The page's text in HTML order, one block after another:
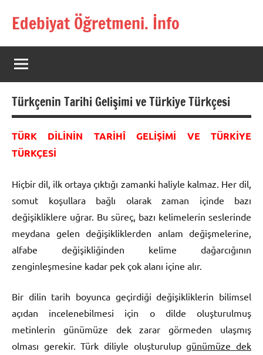
Edebiyat Öğretmeni. İnfo
Türkçe,
Türk
Dili
ve
Öğretmenlerinin
Kaynak
Sitesi
Türkçenin Tarihi Gelişimi ve Türkiye Türkçesi
TÜRK DİLİNİN TARİHÎ GELİŞİMİ VE TÜRKİYE
TÜRKÇESİ
Hiçbir dil, ilk ortaya çıktığı zamanki haliyle kalmaz. Her dil,
somut koşullara bağlı olarak zaman içinde bazı
değişikliklere uğrar. Bu süreç, bazı kelimelerin seslerinde
meydana gelen değişikliklerden anlam değişmelerine,
alfabe değişikliğinden kelime dağarcığının
zenginleşmesine kadar pek çok alanı içine alır.
Bir dilin tarih boyunca geçirdiği değişikliklerin bilimsel
açıdan incelenebilmesi için o dilde oluşturulmuş
metinlerin günümüze dek zarar görmeden ulaşmış
olması gerekir. Türk diliyle oluşturulupgünümüze dek